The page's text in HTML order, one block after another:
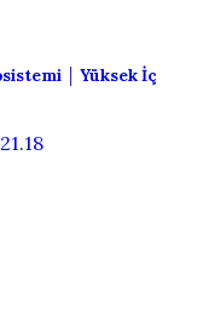
│ Yüksek İç